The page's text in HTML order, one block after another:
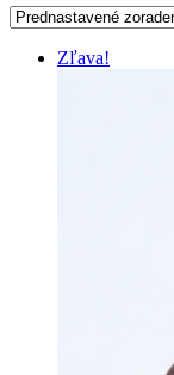
Zľava!